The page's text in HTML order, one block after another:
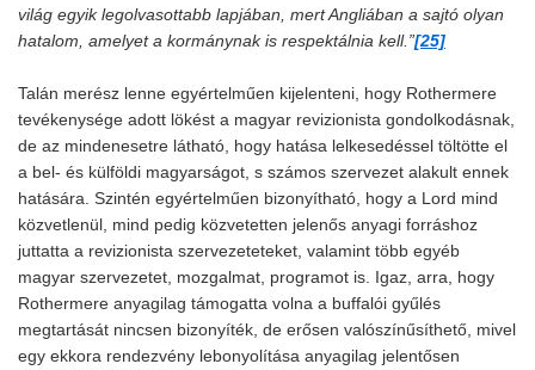
világ egyik legolvasottabb lapjában, mert Angliában a sajtó olyan
hatalom, amelyet a kormánynak is respektálnia kell.”[25]
Talán merész lenne egyértelműen kijelenteni, hogy Rothermere
tevékenysége adott lökést a magyar revizionista gondolkodásnak,
de az mindenesetre látható, hogy hatása lelkesedéssel töltötte el
a bel- és külföldi magyarságot, s számos szervezet alakult ennek
hatására. Szintén egyértelműen bizonyítható, hogy a Lord mind
közvetlenül, mind pedig közvetetten jelenős anyagi forráshoz
juttatta a revizionista szervezeteteket, valamint több egyéb
magyar szervezetet, mozgalmat, programot is. Igaz, arra, hogy
Rothermere anyagilag támogatta volna a buffalói gyűlés
megtartását nincsen bizonyíték, de erősen valószínűsíthető, mivel
egy ekkora rendezvény lebonyolítása anyagilag jelentősen